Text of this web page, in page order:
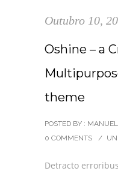
Outubro 10,
Oshine – a
theme
POSTED BY :
0 COMMENTS
/
Detracto